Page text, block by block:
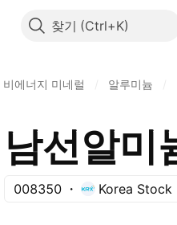
찾기
비에너지 미네럴 알루미늄
남선알미
008350 Korea Stock